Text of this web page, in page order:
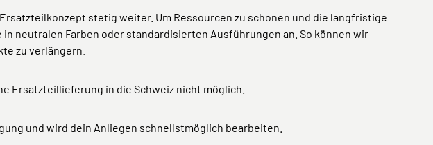
stetig weiter. Um Ressourcen zu schonen und die langfristige
neutralen Farben oder standardisierten Ausführungen an. So können wir
zu verlängern.
Ersatzteillieferung in die Schweiz nicht möglich.
und wird dein Anliegen schnellstmöglich bearbeiten.